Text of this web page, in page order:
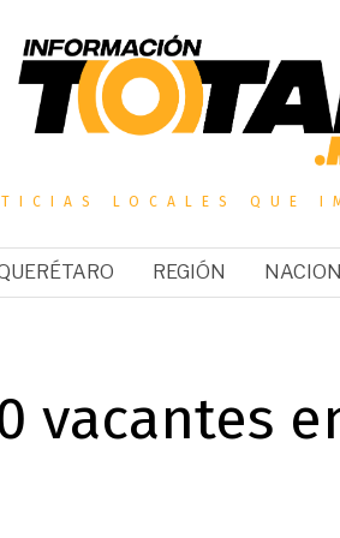
LOCALES QUE
REGIÓN
vacantes